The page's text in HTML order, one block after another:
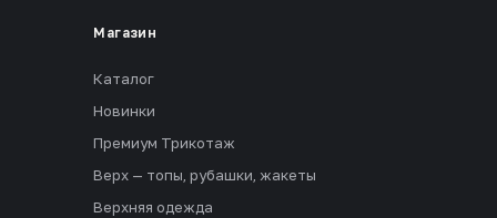
Магазин
Каталог
Новинки
Премиум Трикотаж
Верх — топы, рубашки, жакеты
Верхняя одежда